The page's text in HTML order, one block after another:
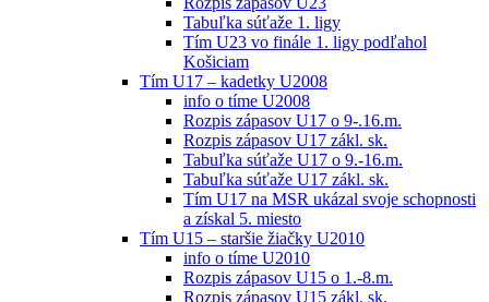
Tabuľka súťaže 1. ligy
Tím U23 vo finále 1. ligy podľahol
Košiciam
Tím U17 – kadetky U2008
info o tíme U2008
Rozpis zápasov U17 o 9-.16.m.
Rozpis zápasov U17 zákl. sk.
Tabuľka súťaže U17 o 9.-16.m.
Tabuľka súťaže U17 zákl. sk.
Tím U17 na MSR ukázal svoje schopnosti
a získal 5. miesto
Tím U15 – staršie žiačky U2010
info o tíme U2010
Rozpis zápasov U15 o 1.-8.m.
Rozpis zápasov U15 zákl. sk.